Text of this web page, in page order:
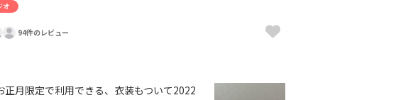
オ
94件のレビュー
月限定で利用できる、衣装もついて2022